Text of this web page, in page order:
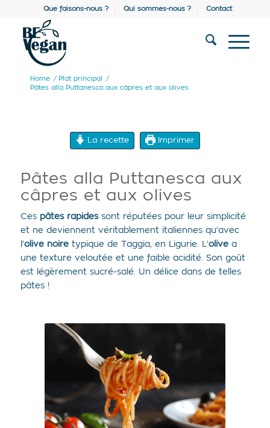
Que faisons-nous ? Qui sommes-nous ? Contact
Home / Plat principal
/
Pâtes alla Puttanesca aux câpres et aux olives
La recette Imprimer
Pâtes alla Puttanesca aux
câpres et aux olives
Ces pâtes rapidessont réputées pour leur simplicité
et ne deviennent véritablement italiennes qu’avec
l’olive noiretypique de Taggia, en Ligurie. L’olivea
une texture veloutée et une faible acidité. Son goût
est légèrement sucré-salé. Un délice dans de telles
pâtes !